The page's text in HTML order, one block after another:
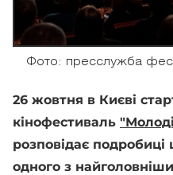
Фото: пресслужба
26 жовтня в Києві
кінофестиваль
розповідає подробиці
одного з